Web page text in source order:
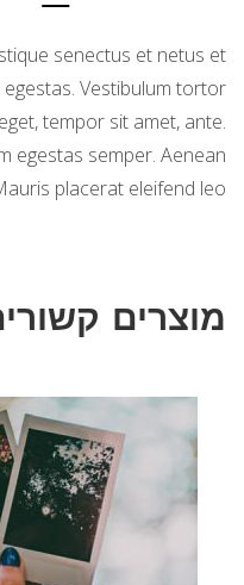
senectus et netus et
Vestibulum tortor
tempor sit amet, ante.
egestas semper. Aenean
placerat eleifend leo.
מוצרים